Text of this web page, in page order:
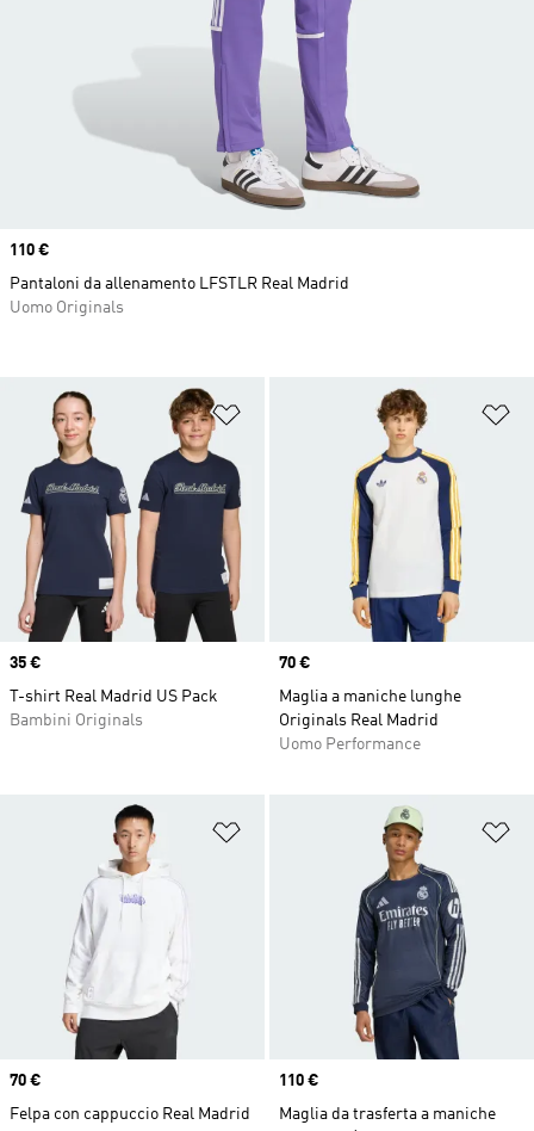
Aggiungi alla lista dei desideri
Price
35 €
T-shirt Real Madrid US Pack
Bambini Originals
Price
70 €
Maglia a maniche lunghe
Originals Real Madrid
Uomo Performance
Aggiungi alla lista dei desideri
Price
70 €
Felpa con cappuccio Real Madrid
Price
110 €
Maglia da trasferta a maniche
Price
110 €
Pantaloni da allenamento LFSTLR Real Madrid
Uomo Originals